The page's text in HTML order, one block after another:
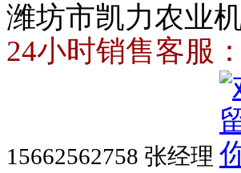
潍坊市凯力农业
24小时销售客服：
15662562758 张经理